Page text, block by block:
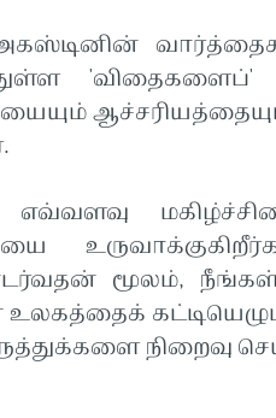
அகஸ்டினின்
'விதைகளைப்'
மூலம்,
நிறைவு